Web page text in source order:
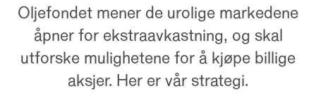
Oljefondet mener de urolige markedene
åpner for ekstraavkastning, og skal
utforske mulighetene for å kjøpe billige
aksjer. Her er vår strategi.